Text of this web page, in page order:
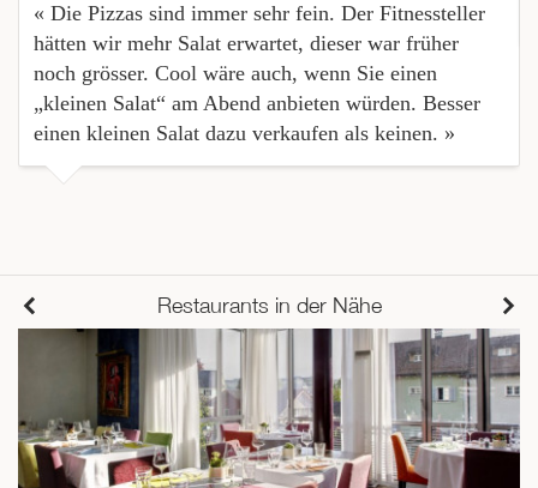
« Die Pizzas sind immer sehr fein. Der Fitnessteller
hätten wir mehr Salat erwartet, dieser war früher
noch grösser. Cool wäre auch, wenn Sie einen
„kleinen Salat“ am Abend anbieten würden. Besser
einen kleinen Salat dazu verkaufen als keinen. »
Restaurants in der Nähe